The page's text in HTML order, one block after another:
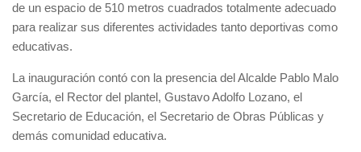
de un espacio de 510 metros cuadrados totalmente adecuado
para realizar sus diferentes actividades tanto deportivas como
educativas.
La inauguración contó con la presencia del Alcalde Pablo Malo
García, el Rector del plantel, Gustavo Adolfo Lozano, el
Secretario de Educación, el Secretario de Obras Públicas y
demás comunidad educativa.